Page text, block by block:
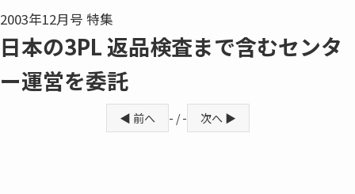
2003年12月号 特集
日本の3PL 返品検査まで含むセンタ
ー運営を委託
◀ 前へ - / - 次へ ▶